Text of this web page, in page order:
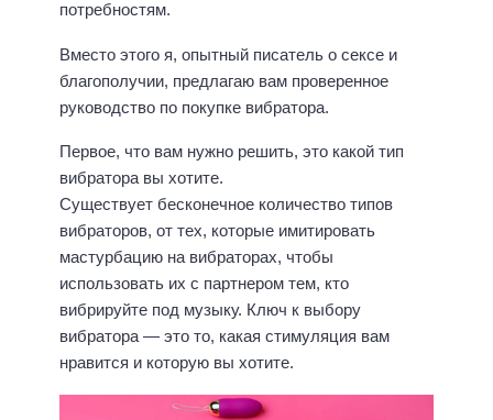
потребностям.
Вместо этого я, опытный писатель о сексе и
благополучии, предлагаю вам проверенное
руководство по покупке вибратора.
Первое, что вам нужно решить, это какой тип
вибратора вы хотите.
Существует бесконечное количество типов
вибраторов, от тех, которые имитировать
мастурбацию на вибраторах, чтобы
использовать их с партнером тем, кто
вибрируйте под музыку. Ключ к выбору
вибратора — это то, какая стимуляция вам
нравится и которую вы хотите.